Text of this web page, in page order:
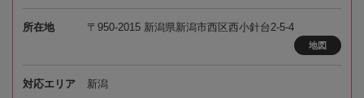
所在地 〒950-2015 新潟県新潟市西区西小針台2-5-4
地図
対応エリア 新潟